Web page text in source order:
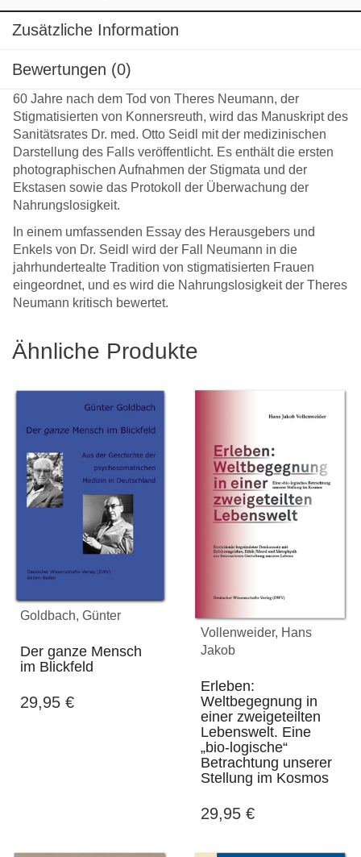
Zusätzliche Information
Bewertungen (0)
60 Jahre nach dem Tod von Theres Neumann, der
Stigmatisierten von Konnersreuth, wird das Manuskript des
Sanitätsrates Dr. med. Otto Seidl mit der medizinischen
Darstellung des Falls veröffentlicht. Es enthält die ersten
photographischen Aufnahmen der Stigmata und der
Ekstasen sowie das Protokoll der Überwachung der
Nahrungslosigkeit.
In einem umfassenden Essay des Herausgebers und
Enkels von Dr. Seidl wird der Fall Neumann in die
jahrhundertealte Tradition von stigmatisierten Frauen
eingeordnet, und es wird die Nahrungslosigkeit der Theres
Neumann kritisch bewertet.
Ähnliche Produkte
Goldbach, Günter
Der ganze Mensch
im Blickfeld
29,95 €
Vollenweider, Hans
Jakob
Erleben:
Weltbegegnung in
einer zweigeteilten
Lebenswelt. Eine
„bio-logische“
Betrachtung unserer
Stellung im Kosmos
29,95 €